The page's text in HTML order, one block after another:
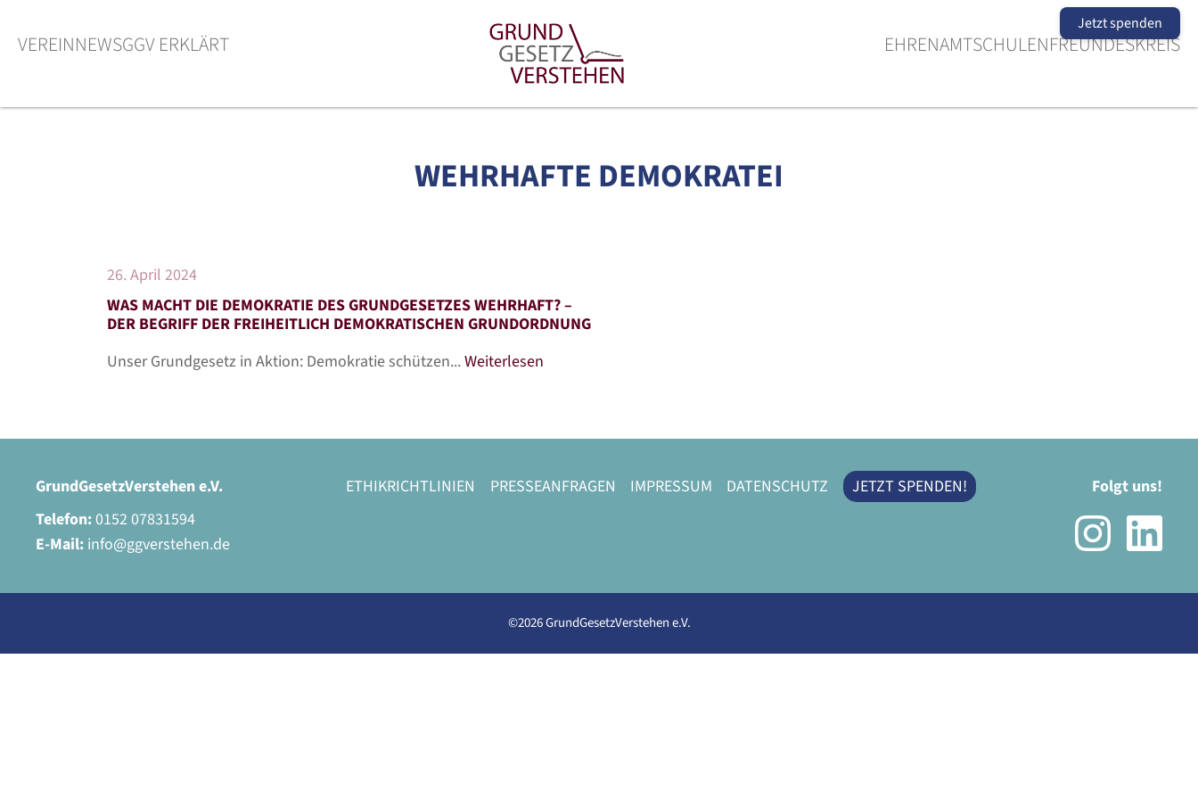
Jetzt spenden
InhaltVEREINNEWSGGV ERKLÄRT EHRENAMTSCHULENFREUNDESKREIS
WEHRHAFTE DEMOKRATEI
26. April 2024
WAS MACHT DIE DEMOKRATIE DES GRUNDGESETZES WEHRHAFT? –
DER BEGRIFF DER FREIHEITLICH DEMOKRATISCHEN GRUNDORDNUNG
Unser Grundgesetz in Aktion: Demokratie schützen...Weiterlesen
GrundGesetzVerstehen e.V.
Telefon:0152 07831594
E-Mail: info@ggverstehen.de
ETHIKRICHTLINIEN PRESSEANFRAGEN IMPRESSUM DATENSCHUTZ JETZT SPENDEN! Folgt uns!
©2026 GrundGesetzVerstehen e.V.